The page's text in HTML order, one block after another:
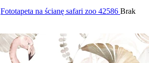
Fototapeta na ścianę safari zoo 42586 Brak